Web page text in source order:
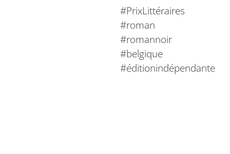
#PrixLittéraires
#roman
#romannoir
#belgique
#éditionindépendante